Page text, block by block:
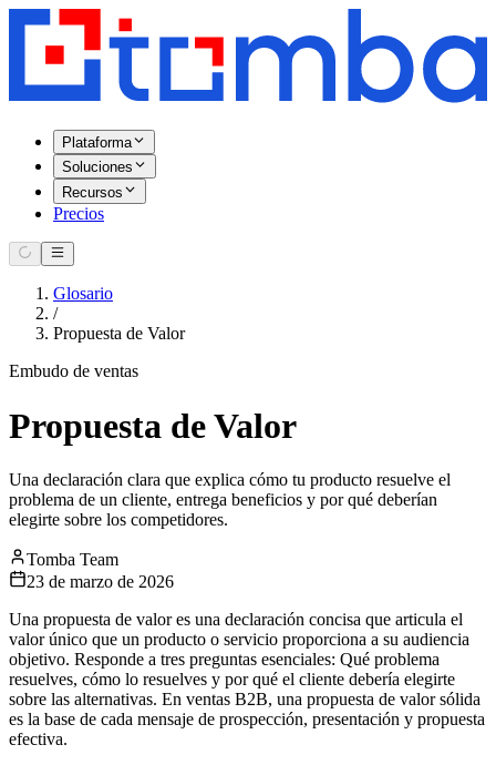
Plataforma
Soluciones
Recursos
Precios
Glosario
/
Propuesta de Valor
Embudo de ventas
Propuesta de Valor
Una declaración clara que explica cómo tu producto resuelve el
problema de un cliente, entrega beneficios y por qué deberían
elegirte sobre los competidores.
Tomba Team
23 de marzo de 2026
Una propuesta de valor es una declaración concisa que articula el
valor único que un producto o servicio proporciona a su audiencia
objetivo. Responde a tres preguntas esenciales: Qué problema
resuelves, cómo lo resuelves y por qué el cliente debería elegirte
sobre las alternativas. En ventas B2B, una propuesta de valor sólida
es la base de cada mensaje de prospección, presentación y propuesta
efectiva.